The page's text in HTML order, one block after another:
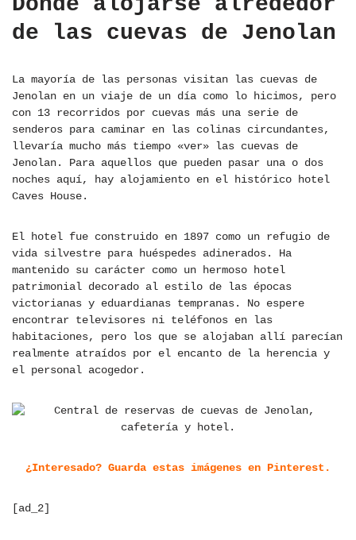
de las cuevas de Jenolan
La mayoría de las personas visitan las cuevas de
Jenolan en un viaje de un día como lo hicimos, pero
con 13 recorridos por cuevas más una serie de
senderos para caminar en las colinas circundantes,
llevaría mucho más tiempo «ver» las cuevas de
Jenolan. Para aquellos que pueden pasar una o dos
noches aquí, hay alojamiento en el histórico hotel
Caves House.
El hotel fue construido en 1897 como un refugio de
vida silvestre para huéspedes adinerados. Ha
mantenido su carácter como un hermoso hotel
patrimonial decorado al estilo de las épocas
victorianas y eduardianas tempranas. No espere
encontrar televisores ni teléfonos en las
habitaciones, pero los que se alojaban allí parecían
realmente atraídos por el encanto de la herencia y
el personal acogedor.
¿Interesado? Guarda estas imágenes en Pinterest.
[ad_2]